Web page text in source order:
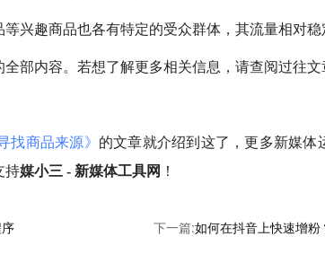
兴趣商品也各有特定的受众群体，其流量相对稳
部内容。若想了解更多相关信息，请查阅过往文
找商品来源》 的文章就介绍到这了，更多新媒体
持媒小三 - 新媒体工具网 ！
下一篇:如何在抖音上快速增